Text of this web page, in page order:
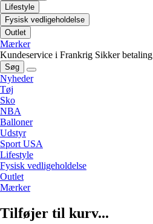
Lifestyle
Fysisk vedligeholdelse
Outlet
Mærker
Kundeservice i Frankrig Sikker betaling
Søg
Nyheder
Tøj
Sko
NBA
Balloner
Udstyr
Sport USA
Lifestyle
Fysisk vedligeholdelse
Outlet
Mærker
Tilføjer til kurv...